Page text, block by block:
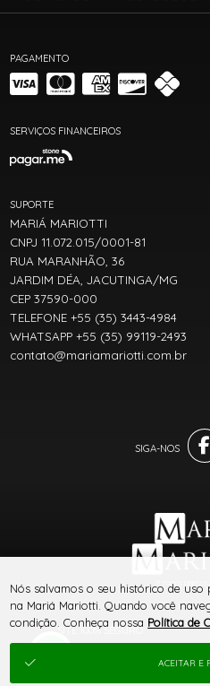
PAGAMENTO
SERVIÇOS FINANCEIROS
SITE 100% SEGURO
SUPORTE
MARIÁ MARIOTTI
CNPJ 11.072.015/0001-81
RUA MARANHÃO, 36
JARDIM DÉA, JACUTINGA/MG
CEP 37590-000
TELEFONE +55 (35) 3443-4984
WHATSAPP +55 (35) 99119-2493
contato@mariamariotti.com.br
® TODOS DIREITOS
Nós salvamos o seu histórico de
na Mariá Mariotti. Quando você
condição. Conheça nossa Política de
ACEITAR E